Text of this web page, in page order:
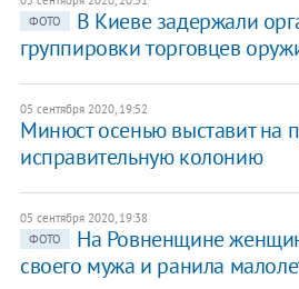
ФОТО
В Киеве задержали
группировки торговцев
05 сентября 2020, 19:52
Минюст осенью выставит на
исправительную колонию
05 сентября 2020, 19:38
ФОТО
На Ровненщине
своего мужа и ранила